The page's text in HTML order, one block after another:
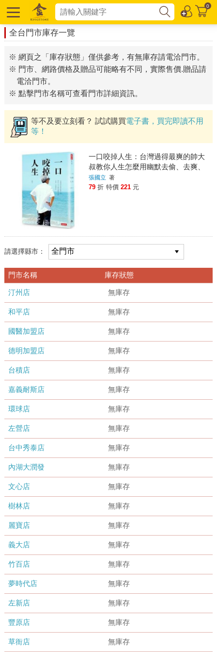
0
全台門市庫存一覽
※ 網頁之「庫存狀態」僅供參考，有無庫存請電洽門市。
※ 門市、網路價格及贈品可能略有不同，實際售價.贈品請
電洽門市。
※ 點擊門市名稱可查看門市詳細資訊。
等不及要立刻看？ 試試購買電子書，買完即讀不用
等！
一口咬掉人生：台灣過得最爽的帥大
叔教你人生怎麼用幽默去偷、去爽、
去過得好
張國立 著
79 折 特價 221 元
請選擇縣市：
門市名稱 庫存狀態
汀州店 無庫存
和平店 無庫存
國醫加盟店 無庫存
德明加盟店 無庫存
台積店 無庫存
嘉義耐斯店 無庫存
環球店 無庫存
左營店 無庫存
台中秀泰店 無庫存
內湖大潤發 無庫存
文心店 無庫存
樹林店 無庫存
麗寶店 無庫存
義大店 無庫存
竹百店 無庫存
夢時代店 無庫存
左新店 無庫存
豐原店 無庫存
草衙店 無庫存